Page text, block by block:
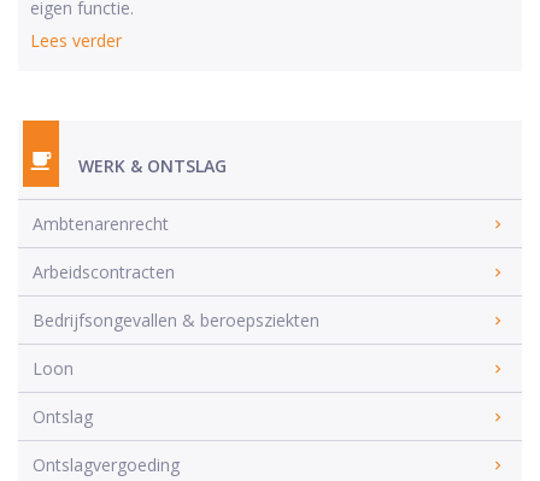
eigen functie.
Lees verder
WERK & ONTSLAG
Ambtenarenrecht
Arbeidscontracten
Bedrijfsongevallen & beroepsziekten
Loon
Ontslag
Ontslagvergoeding